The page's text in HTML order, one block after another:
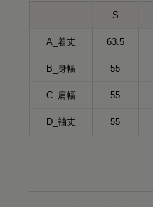
S
A_着丈 63.5
B_身幅 55
C_肩幅 55
D_袖丈 55